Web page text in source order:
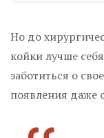
Но до
койки лучше
заботиться о
появления даже